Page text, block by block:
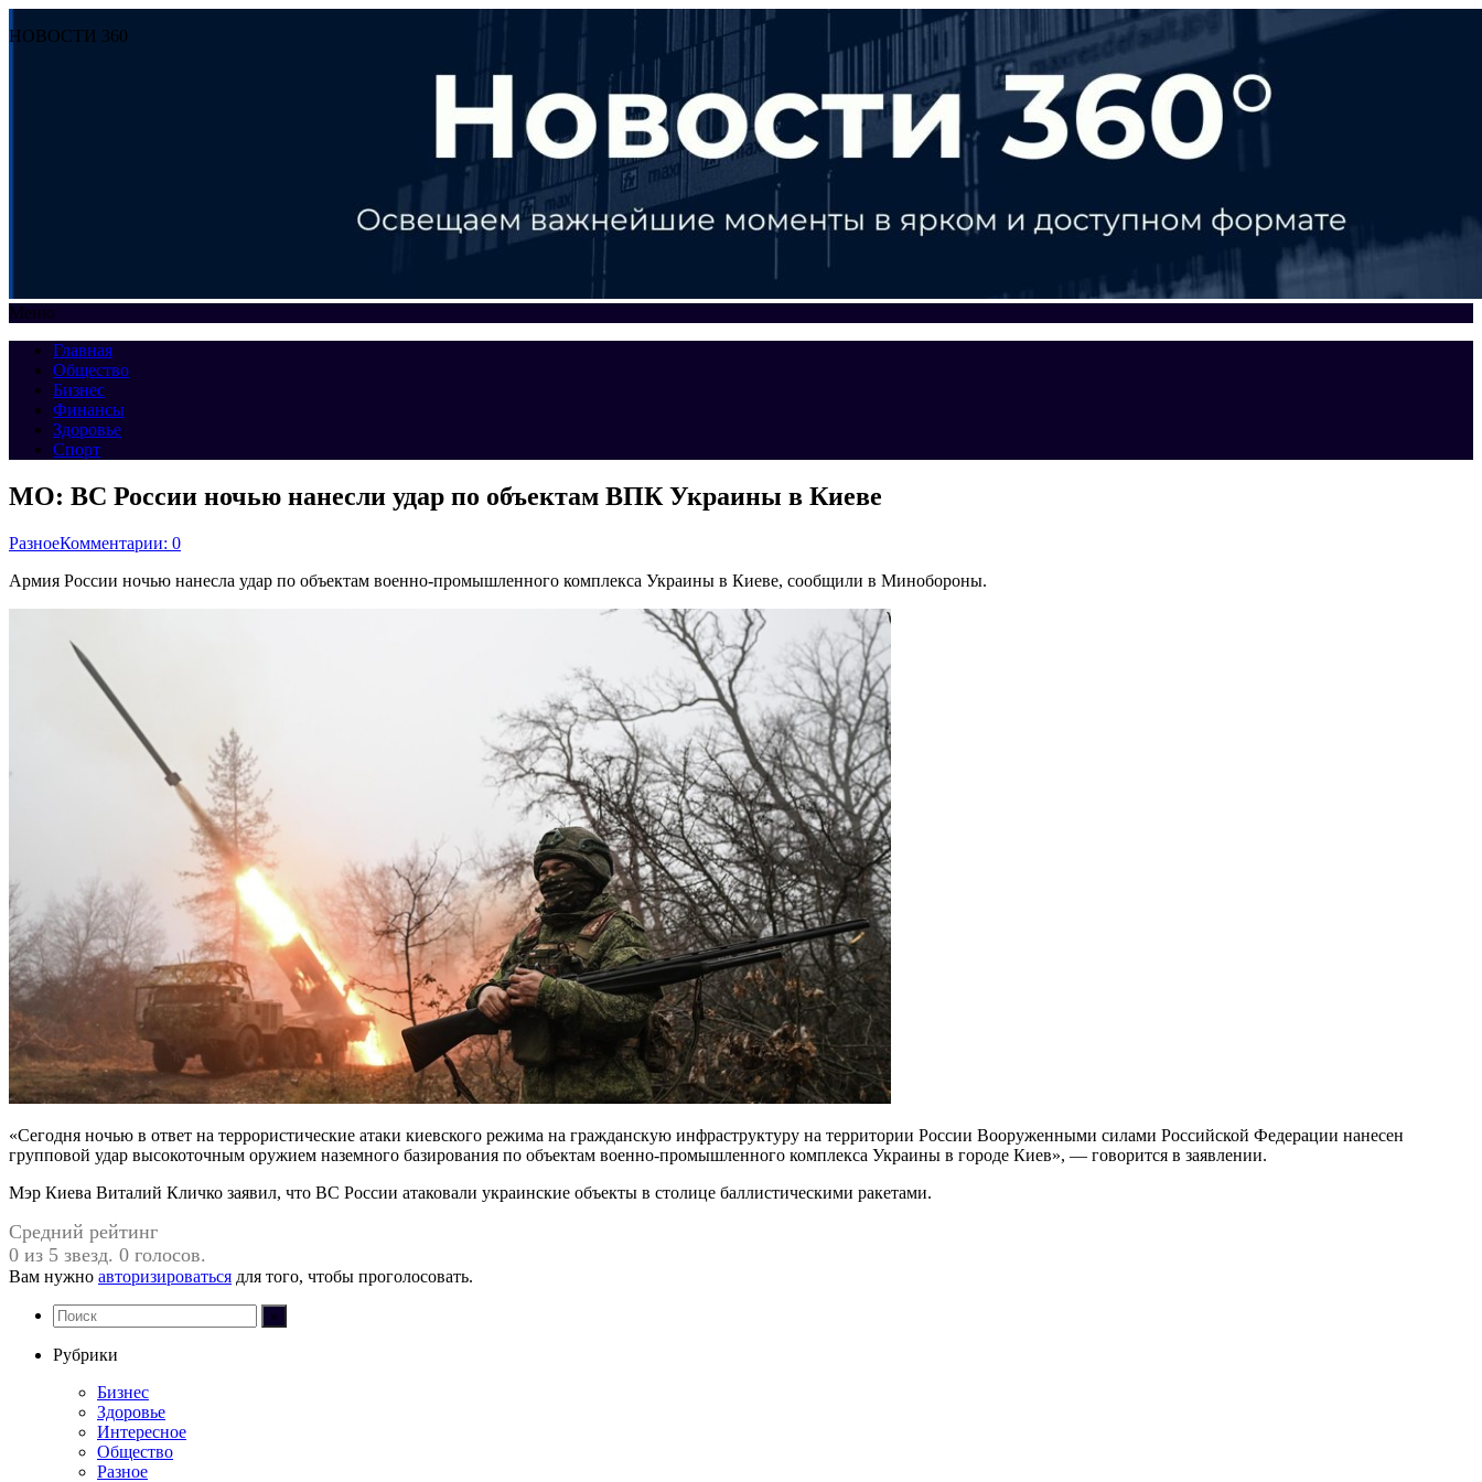
НОВОСТИ 360
Меню
Главная
Общество
Бизнес
Финансы
Здоровье
Спорт
МО: ВС России ночью нанесли удар по объектам ВПК Украины в Киеве
РазноеКомментарии: 0
Армия России ночью нанесла удар по объектам военно-промышленного комплекса Украины в Киеве, сообщили в Минобороны.
«Сегодня ночью в ответ на террористические атаки киевского режима на гражданскую инфраструктуру на территории России Вооруженными силами Российской Федерации нанесен
групповой удар высокоточным оружием наземного базирования по объектам военно-промышленного комплекса Украины в городе Киев», — говорится в заявлении.
Мэр Киева Виталий Кличко заявил, что ВС России атаковали украинские объекты в столице баллистическими ракетами.
Средний рейтинг
0 из 5 звезд. 0 голосов.
Вам нужно авторизироваться для того, чтобы проголосовать.
Рубрики
Бизнес
Здоровье
Интересное
Общество
Разное